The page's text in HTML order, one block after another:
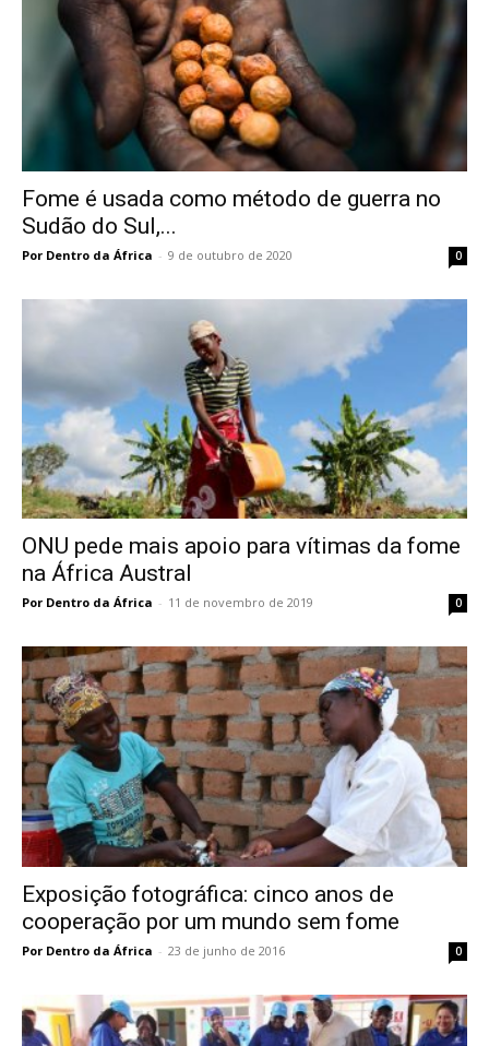
Fome é usada como método de guerra no
Sudão do Sul,...
Por Dentro da África - 9 de outubro de 2020 0
ONU pede mais apoio para vítimas da fome
na África Austral
Por Dentro da África - 11 de novembro de 2019 0
Exposição fotográfica: cinco anos de
cooperação por um mundo sem fome
Por Dentro da África - 23 de junho de 2016 0